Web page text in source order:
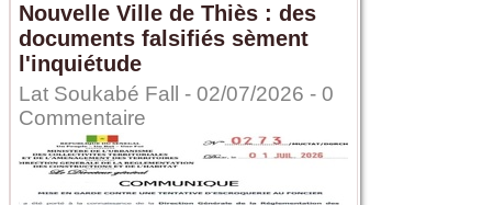
Nouvelle Ville de Thiès : des
documents falsifiés sèment
l'inquiétude
Lat Soukabé Fall - 02/07/2026 - 0
Commentaire